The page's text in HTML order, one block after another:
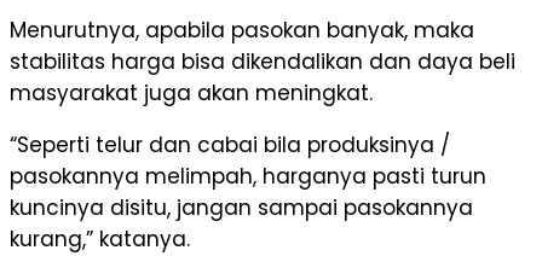
Menurutnya, apabila pasokan banyak, maka
stabilitas harga bisa dikendalikan dan daya beli
masyarakat juga akan meningkat.
“Seperti telur dan cabai bila produksinya /
pasokannya melimpah, harganya pasti turun
kuncinya disitu, jangan sampai pasokannya
kurang,” katanya.